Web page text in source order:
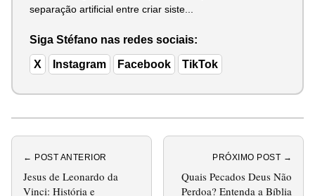
separação artificial entre criar siste...
Siga Stéfano nas redes sociais:
X Instagram Facebook TikTok
← POST ANTERIOR
Jesus de Leonardo da
Vinci: História e
PRÓXIMO POST →
Quais Pecados Deus Não
Perdoa? Entenda a Bíblia